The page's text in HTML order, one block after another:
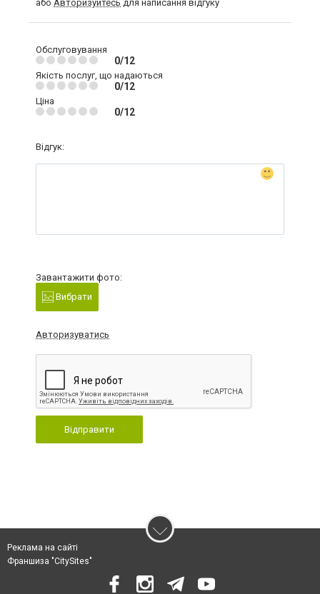
або Авторизуйтесь для написання відгуку
Обслуговування
0/12
Якість послуг, що надаються
0/12
Ціна
0/12
Відгук:
Завантажити фото:
Вибрати
Авторизуватись
Відправити
Реклама на сайті
Франшиза "CitySites"